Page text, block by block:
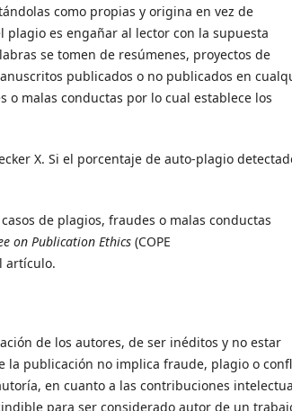
como propias y origina en vez de
es engañar al lector con la supuesta
se tomen de resúmenes, proyectos de
publicados o no publicados en
malas conductas por lo cual establece los
X. Si el porcentaje de auto-plagio
de plagios, fraudes o malas conductas
on Publication Ethics (COPE
artículo.
de los autores, de ser inéditos y no estar
la publicación no implica fraude, plagio o
en cuanto a las contribuciones
para ser considerado autor de un